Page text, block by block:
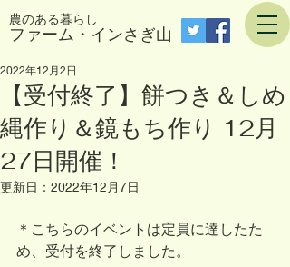
農のある暮らし
​ファーム・インさぎ山
【受付終了】餅つき＆しめ
縄作り＆鏡もち作り 12月
27日開催！
2022年12月2日
更新日： 2022年12月7日
＊こちらのイベントは定員に達したた
め、受付を終了しました。